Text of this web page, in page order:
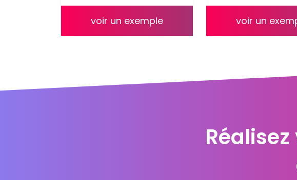
voir un exemple voir un